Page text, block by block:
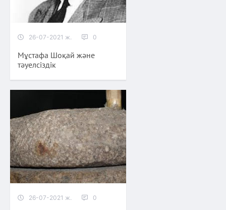
26-07-2021 ж. 0
Мұстафа Шоқай және
тәуелсіздік
26-07-2021 ж. 0